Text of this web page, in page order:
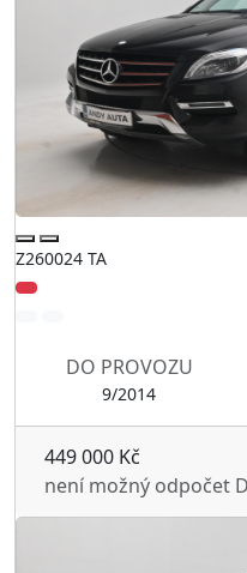
Z260024 TA
DO PROVOZU
9/2014
449 000 Kč
není možný odpočet